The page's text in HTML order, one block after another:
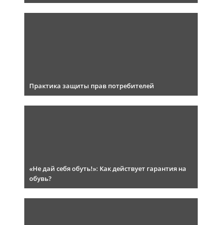
Практика защиты прав потребителей
«Не дай себя обуть!»: Как действует гарантия на
обувь?